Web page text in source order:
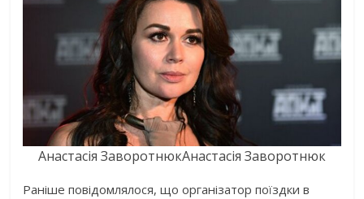
Анастасія ЗаворотнюкАнастасія Заворотнюк
Раніше повідомлялося, що організатор поїздки в